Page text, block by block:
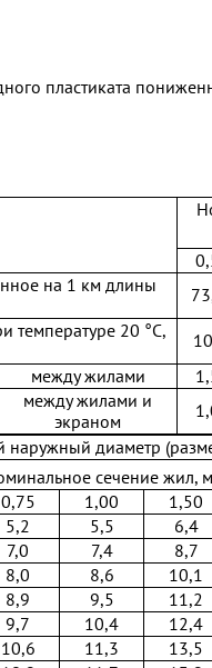
пластиката
на 1 км длины
температуре 20 °С,
между жилами
между жилами и
экраном
диаметр
сечение жил,
0,75 1,00 1,50
5,2 5,5 6,4
7,0 7,4 8,7
8,0 8,6 10,1
8,9 9,5 11,2
9,7 10,4 12,4
10,6 11,3 13,5